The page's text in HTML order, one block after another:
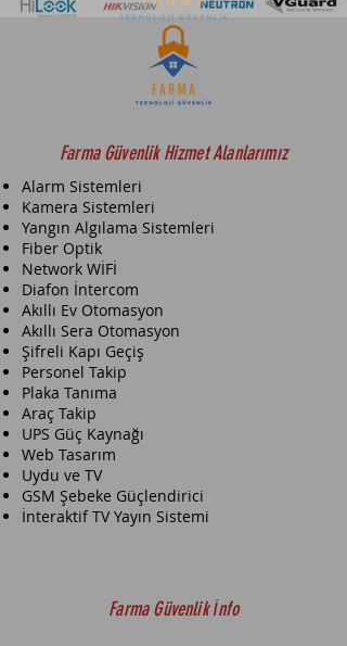
AHD, TVI, CVI, CVBS
arası
Farma Güvenlik Hizmet Alanlarımız
Alarm Sistemleri
Kamera Sistemleri
Yangın Algılama Sistemleri
Fiber Optik
Network WİFİ
Diafon İntercom
Akıllı Ev Otomasyon
Akıllı Sera Otomasyon
Şifreli Kapı Geçiş
Personel Takip
Plaka Tanıma
Araç Takip
UPS Güç Kaynağı
Web Tasarım
Uydu ve TV
GSM Şebeke Güçlendirici
İnteraktif TV Yayın Sistemi
Farma Güvenlik İnfo